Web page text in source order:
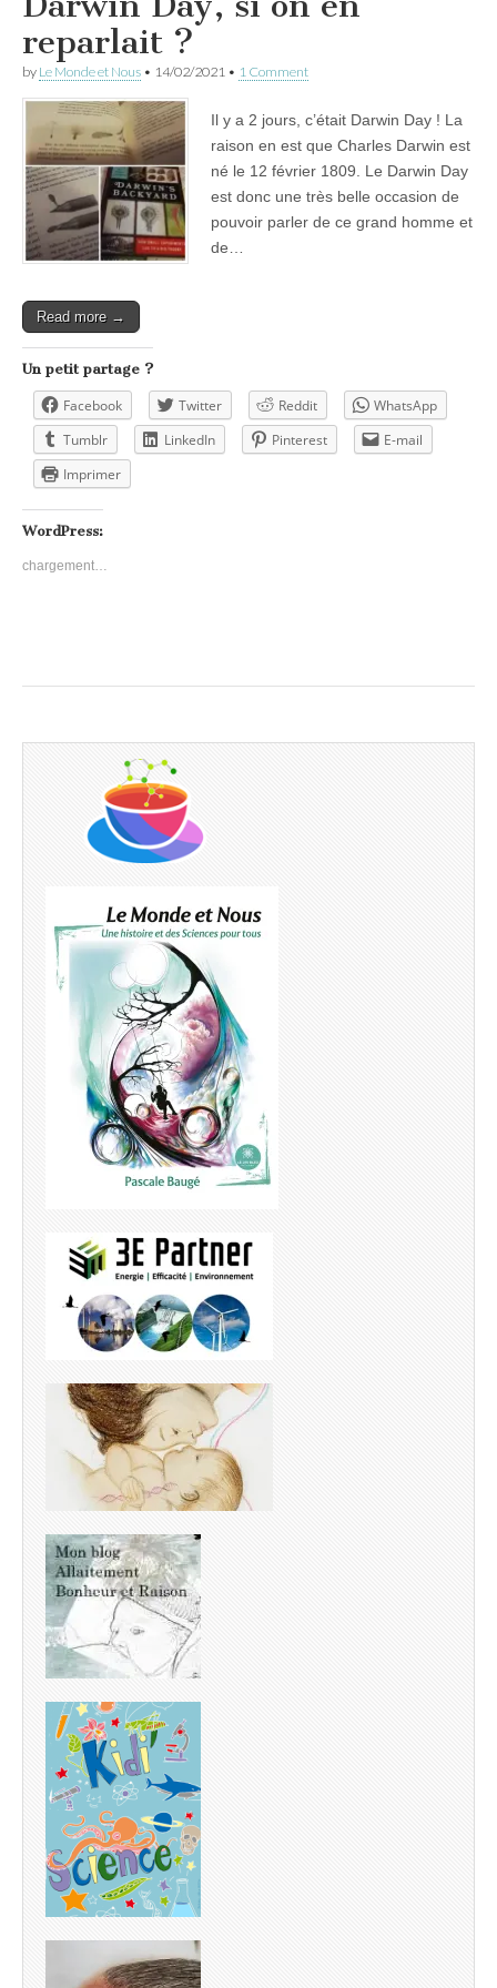
reparlait ?
by Le Monde et Nous • 14/02/2021 • 1 Comment
Il y a 2 jours, c’était Darwin Day ! La
raison en est que Charles Darwin est
né le 12 février 1809. Le Darwin Day
est donc une très belle occasion de
pouvoir parler de ce grand homme et
de…
Read more →
Un petit partage ?
Facebook Twitter Reddit
WhatsApp
Tumblr
LinkedIn Pinterest
E-mail
Imprimer
WordPress:
chargement…